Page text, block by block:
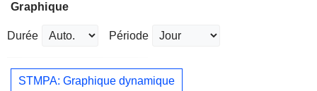
Graphique
Durée Période
STMPA: Graphique dynamique